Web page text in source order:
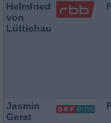
Helmfried
von
Lüttichau
Jasmin
Gerat